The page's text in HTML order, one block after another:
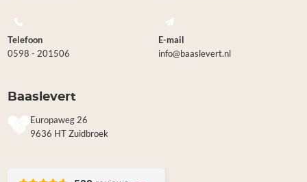
Telefoon
0598 - 201506
E-mail
info@baaslevert.nl
Baaslevert
Europaweg 26
9636 HT Zuidbroek